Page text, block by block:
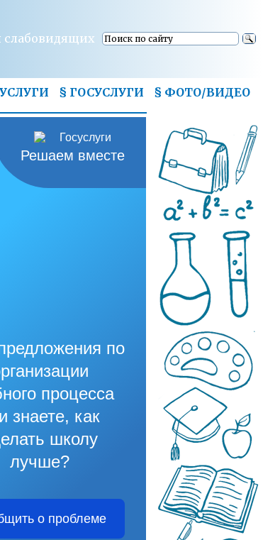
слабовидящих
§ ГОСУСЛУГИ § ФОТО/ВИДЕО
Решаем вместе
по
процесса
знаете, как
школу
лучше?
о проблеме